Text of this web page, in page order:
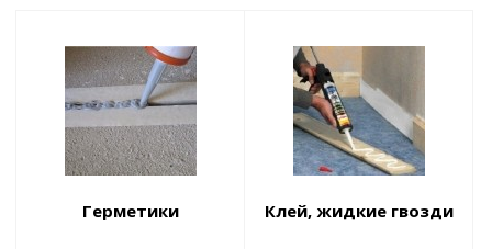
Герметики Клей, жидкие гвозди